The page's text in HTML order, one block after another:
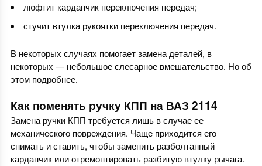
люфтит карданчик переключения передач;
стучит втулка рукоятки переключения передач.
В некоторых случаях помогает замена деталей, в
некоторых — небольшое слесарное вмешательство. Но об
этом подробнее.
Как поменять ручку КПП на ВАЗ 2114
Замена ручки КПП требуется лишь в случае ее
механического повреждения. Чаще приходится его
снимать и ставить, чтобы заменить разболтанный
карданчик или отремонтировать разбитую втулку рычага.